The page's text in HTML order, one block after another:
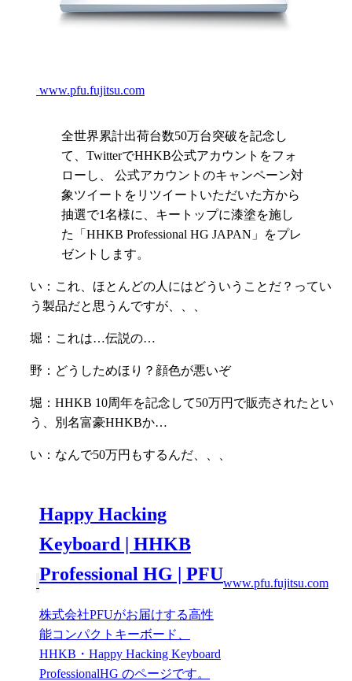
www.pfu.fujitsu.com
全世界累計出荷台数50万台突破を記念し
て、TwitterでHHKB公式アカウントをフォ
ローし、 公式アカウントのキャンペーン対
象ツイートをリツイートいただいた方から
抽選で1名様に、キートップに漆塗を施し
た「HHKB Professional HG JAPAN」をプレ
ゼントします。
い：これ、ほとんどの人にはどういうことだ？ってい
う製品だと思うんですが、、、
堀：これは…伝説の…
野：どうしためほり？顔色が悪いぞ
堀：HHKB 10周年を記念して50万円で販売されたとい
う、別名富豪HHKBか…
い：なんで50万円もするんだ、、、
Happy Hacking
Keyboard | HHKB
Professional HG | PFU
株式会社PFUがお届けする高性
能コンパクトキーボード、
HHKB・Happy Hacking Keyboard
ProfessionalHG のページです。
www.pfu.fujitsu.com